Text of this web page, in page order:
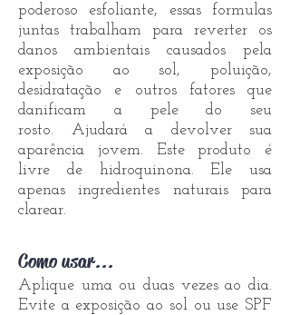
poderoso esfoliante, essas formulas
juntas trabalham para reverter os
danos ambientais causados ​​pela
exposição ao sol, poluição,
desidratação e outros fatores que
danificam a pele do seu
rosto. Ajudará a devolver sua
aparência jovem. Este produto é
livre de hidroquinona. Ele usa
apenas ingredientes naturais para
clarear.
Como usar...
Aplique uma ou duas vezes ao dia.
Evite a exposição ao sol ou use SPF